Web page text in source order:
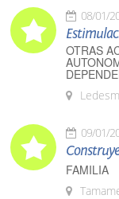
08/01/
OTRAS
09/01/
FAMILIA